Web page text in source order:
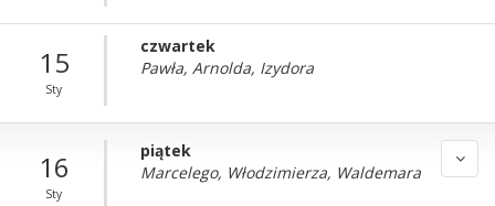
15
Sty
czwartek
Pawła, Arnolda, Izydora
16
Sty
piątek
Marcelego, Włodzimierza, Waldemara